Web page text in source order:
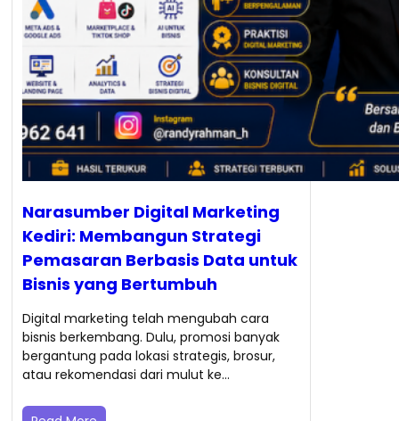
Narasumber Digital Marketing
Kediri: Membangun Strategi
Pemasaran Berbasis Data untuk
Bisnis yang Bertumbuh
Digital marketing telah mengubah cara
bisnis berkembang. Dulu, promosi banyak
bergantung pada lokasi strategis, brosur,
atau rekomendasi dari mulut ke…